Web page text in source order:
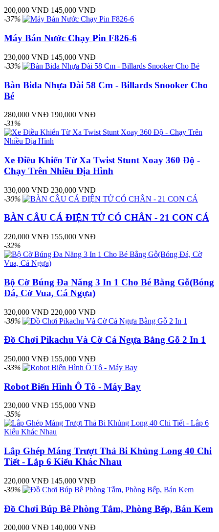
200,000 VNĐ 145,000 VNĐ
-37%
Máy Bán Nước Chạy Pin F826-6
230,000 VNĐ 145,000 VNĐ
-33%
Bàn Bida Nhựa Dài 58 Cm - Billards Snooker Cho
Bé
280,000 VNĐ 190,000 VNĐ
-31%
Xe Điều Khiển Từ Xa Twist Stunt Xoay 360 Độ -
Chạy Trên Nhiều Địa Hình
330,000 VNĐ 230,000 VNĐ
-30%
BÀN CÂU CÁ ĐIỆN TỬ CÓ CHÂN - 21 CON CÁ
220,000 VNĐ 155,000 VNĐ
-32%
Bộ Cờ Búng Đa Năng 3 In 1 Cho Bé Bằng Gỗ(Bóng
Đá, Cờ Vua, Cá Ngựa)
320,000 VNĐ 220,000 VNĐ
-38%
Đồ Chơi Pikachu Và Cờ Cá Ngựa Bằng Gỗ 2 In 1
250,000 VNĐ 155,000 VNĐ
-33%
Robot Biến Hình Ô Tô - Máy Bay
230,000 VNĐ 155,000 VNĐ
-35%
Lắp Ghép Máng Trượt Thả Bi Khủng Long 40 Chi
Tiết - Lắp 6 Kiểu Khác Nhau
220,000 VNĐ 145,000 VNĐ
-30%
Đồ Chơi Búp Bê Phòng Tắm, Phòng Bếp, Bán Kem
200,000 VNĐ 140,000 VNĐ